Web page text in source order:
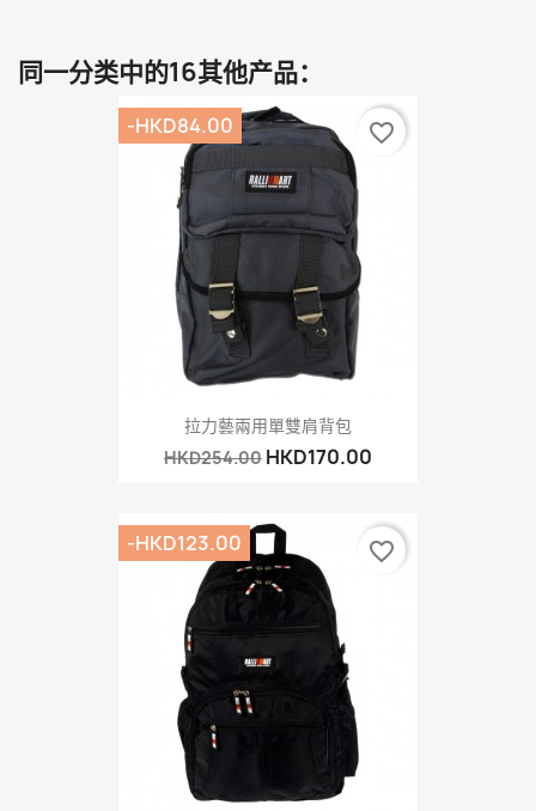
同一分类中的16其他产品：
拉力藝兩用單雙肩背包
HKD254.00 HKD170.00
-HKD84.00 favorite_border
-HKD123.00 favorite_border